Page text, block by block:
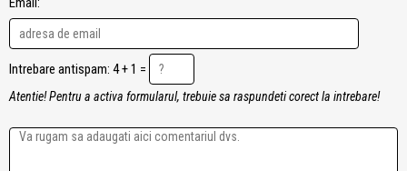
Intrebare antispam: 4 + 1 =
Atentie! Pentru a activa formularul, trebuie sa raspundeti corect la intrebare!